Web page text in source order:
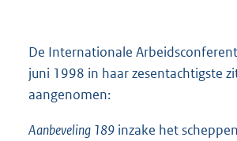
De Internationale
juni 1998 in haar zesentachtigste
aangenomen:
Aanbeveling 189 inzake het